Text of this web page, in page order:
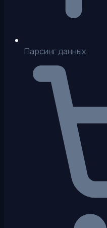
Парсинг данных